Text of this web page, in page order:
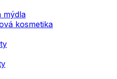
mýdla
kosmetika